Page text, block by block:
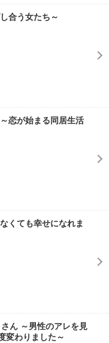
合う女たち～
恋が始まる同居生活
くても幸せになれま
ん ～男性のアレを見
変わりました～